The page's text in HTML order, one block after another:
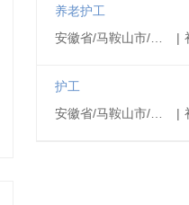
养老护工
|
护工
|